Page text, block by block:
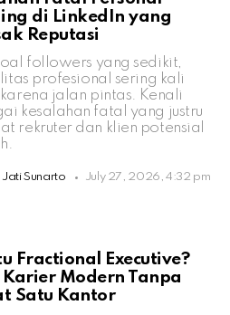
di LinkedIn yang
Reputasi
followers yang sedikit,
profesional sering kali
karena jalan pintas. Kenali
kesalahan fatal yang justru
rekruter dan klien potensial
Jati Sunarto July 27, 2026, 4:32 pm
Fractional Executive?
Karier Modern Tanpa
Satu Kantor